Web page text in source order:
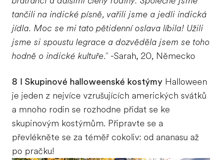
tančili na indické písně, vařili jsme a jedli indická
jídla. Moc se mi tato pětidenní oslava líbila! Užili
jsme si spoustu legrace a dozvěděla jsem se toho
hodně o indické kultuře." -Sarah, 20, Německo
8 I Skupinové halloweenské kostýmy Halloween
je jeden z nejvíce vzrušujících amerických svátků
a mnoho rodin se rozhodne přidat se ke
skupinovým kostýmům. Připravte se a
převlékněte se za téměř cokoliv: od ananasu až
po pračku!